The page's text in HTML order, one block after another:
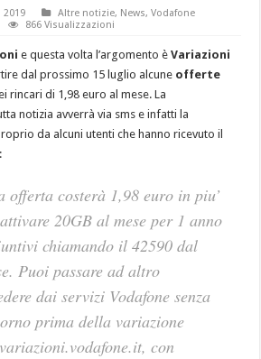
2019 Altre notizie, News,Vodafone
866 Visualizzazioni
e questa volta l’argomento è Variazioni
dal prossimo 15 luglio alcune offerte
rincari di 1,98 euro al mese. La
notizia avverrà via sms e infatti la
da alcuni utenti che hanno ricevuto il
:
offerta costerà 1,98 euro in piu’
20GB al mese per 1 anno
chiamando il 42590 dal
Puoi passare ad altro
dai servizi Vodafone senza
prima della variazione
con